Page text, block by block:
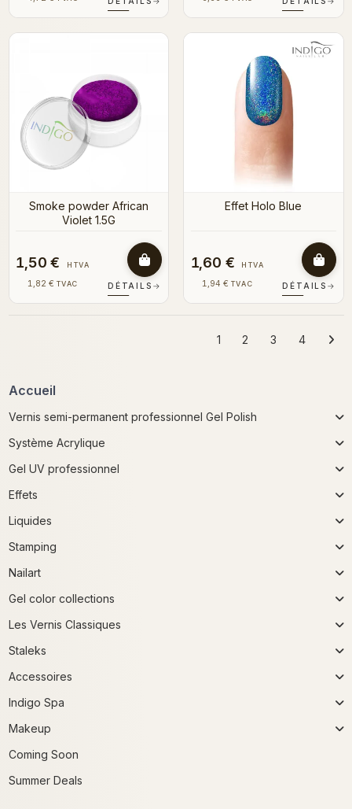
Smoke powder African
Violet 1.5G
1,50 € HTVA
1,82 € TVAC DÉTAILS →
Effet Holo Blue
1,60 € HTVA
1,94 € TVAC DÉTAILS →
1 2 3 4
Accueil
Vernis semi-permanent professionnel Gel Polish
Système Acrylique
Gel UV professionnel
Effets
Liquides
Stamping
Nailart
Gel color collections
Les Vernis Classiques
Staleks
Accessoires
Indigo Spa
Makeup
Coming Soon
Summer Deals